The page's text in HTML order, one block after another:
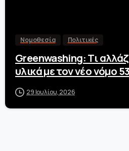
Νομοθεσία Πολιτικές
Greenwashing: Τι
υλικά με τον νέο νόμο
29 Ιουλίου, 2026